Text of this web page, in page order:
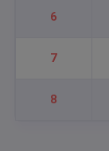
6
7
8